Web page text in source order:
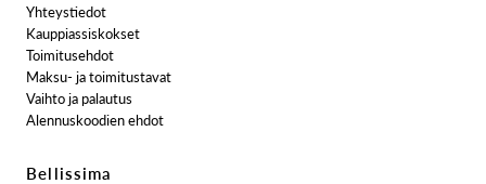
Yhteystiedot
Kauppiassiskokset
Toimitusehdot
Maksu- ja toimitustavat
Vaihto ja palautus
Alennuskoodien ehdot
Bellissima